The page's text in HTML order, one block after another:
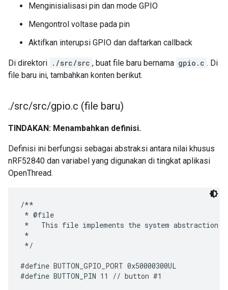
Menginisialisasi pin dan mode GPIO
Mengontrol voltase pada pin
Aktifkan interupsi GPIO dan daftarkan callback
Di direktori ./src/src , buat file baru bernama gpio.c . Di
file baru ini, tambahkan konten berikut.
./src/src/gpio.c (file baru)
TINDAKAN: Menambahkan definisi.
Definisi ini berfungsi sebagai abstraksi antara nilai khusus
nRF52840 dan variabel yang digunakan di tingkat aplikasi
OpenThread.
/**
* @file
*   This file implements the system abstraction for
*
*/
#define BUTTON_GPIO_PORT 0x50000300UL
#define BUTTON_PIN 11 // button #1